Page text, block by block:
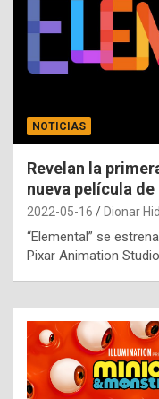
NOTICIAS
Revelan la
nueva película de
2022-05-16 Dionar
“Elemental” se
Pixar Animation